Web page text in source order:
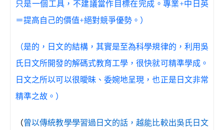
只是一個工具，不建議當作目標在完成。專業+中日英
＝提高自己的價值+絕對競爭優勢。）
（是的，日文的結構，其實是至為科學規律的，利用吳
氏日文所開發的解碼式教育工學，很快就可精準學成。
日文之所以可以很曖昧、委婉地呈現，也正是日文非常
精準之故。）
（曾以傳統教學學習過日文的話，越能比較出吳氏日文